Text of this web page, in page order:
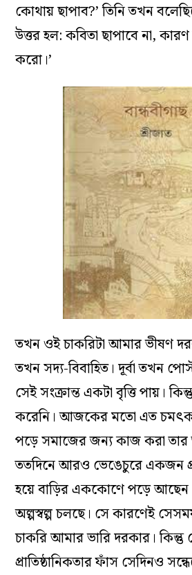
কোথায় ছাপাব?’ তিনি তখন
উত্তর হল: কবিতা ছাপাবে না,
করো।’
তখন ওই চাকরিটা আমার ভীষণ
তখন সদ্য-বিবাহিত। দূর্বা তখন
সেই সংক্রান্ত একটা বৃত্তি পায়।
করেনি। আজকের মতো এত
পড়ে সমাজের জন্য কাজ করা তার
ততদিনে আরও ভেঙেচুরে একজন
হয়ে বাড়ির এককোণে পড়ে
অল্পস্বল্প চলছে। সে কারণেই
চাকরি আমার ভারি দরকার। কিন্তু
প্রাতিষ্ঠানিকতার ফাঁস সেদিনও